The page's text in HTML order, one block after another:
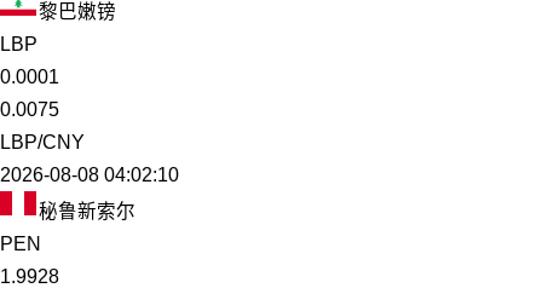
黎巴嫩镑
LBP
0.0001
0.0075
LBP/CNY
2026-08-08 04:02:10
秘鲁新索尔
PEN
1.9928